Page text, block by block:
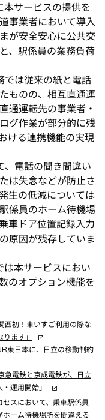
サービスの提供を
事業者において導入
が安全安心に公共交
、駅係員の業務負荷
では従来の紙と電話
ものの、相互直通運
通運転先の事業者・
グ作業が部分的に残
ける連携機能の実現
、電話の聞き間違い
は失念などが防止さ
生の低減については
係員のホーム待機場
車ドア位置記録入力
原因が残存していま
は本サービスにおい
のオプション機能を
西初！車いすご利用の際な
ます」
新
し
タ
ブ
で
開
東日本に、日立の移動制約
急電鉄と京成電鉄が、日立
運用開始」
新
い
スにおいて、乗車駅係員
ーム待機場所を間違える